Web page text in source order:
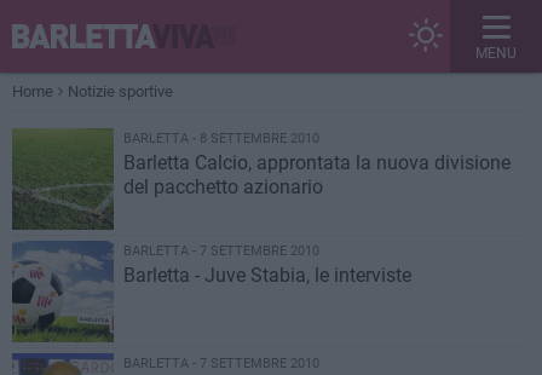
MENU
Home Notizie sportive
BARLETTA - 8 SETTEMBRE 2010
Barletta Calcio, approntata la nuova divisione
del pacchetto azionario
BARLETTA - 7 SETTEMBRE 2010
Barletta - Juve Stabia, le interviste
BARLETTA - 7 SETTEMBRE 2010